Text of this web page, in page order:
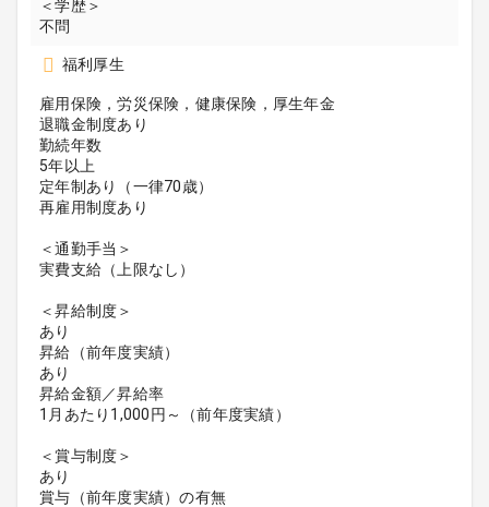
＜学歴＞
不問
福利厚生
雇用保険，労災保険，健康保険，厚生年金
退職金制度あり
勤続年数
5年以上
定年制あり（一律70歳）
再雇用制度あり
＜通勤手当＞
実費支給（上限なし）
＜昇給制度＞
あり
昇給（前年度実績）
あり
昇給金額／昇給率
1月あたり1,000円～（前年度実績）
＜賞与制度＞
あり
賞与（前年度実績）の有無